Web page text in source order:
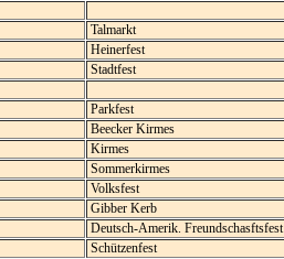
Talmarkt
Heinerfest
Stadtfest
Parkfest
Beecker Kirmes
Kirmes
Sommerkirmes
Volksfest
Gibber Kerb
Deutsch-Amerik. Freundschasftsfest
Schützenfest